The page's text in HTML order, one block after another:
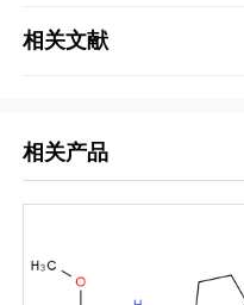
相关文献
相关产品